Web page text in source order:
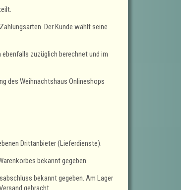
Der Kunde wählt seine
zuzüglich berechnet und im
des Weihnachtshaus Onlineshops
Drittanbieter (Lieferdienste).
bekannt gegeben.
bekannt gegeben. Am Lager
gebracht.